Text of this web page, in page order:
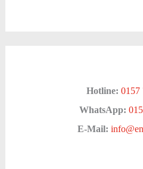
Hotline: 0157
WhatsApp:
E-Mail: